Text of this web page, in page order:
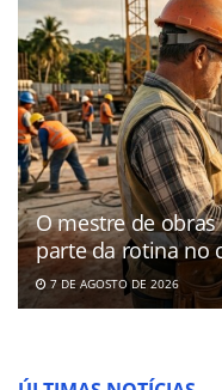
O mestre de
parte da rotina no
7 DE AGOSTO DE 2026